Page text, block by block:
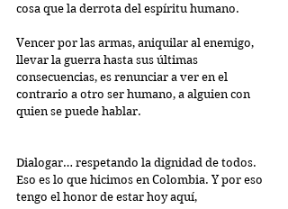
cosa que la derrota del espíritu humano.
Vencer por las armas, aniquilar al enemigo,
llevar la guerra hasta sus últimas
consecuencias, es renunciar a ver en el
contrario a otro ser humano, a alguien con
quien se puede hablar.
Dialogar… respetando la dignidad de todos.
Eso es lo que hicimos en Colombia. Y por eso
tengo el honor de estar hoy aquí,